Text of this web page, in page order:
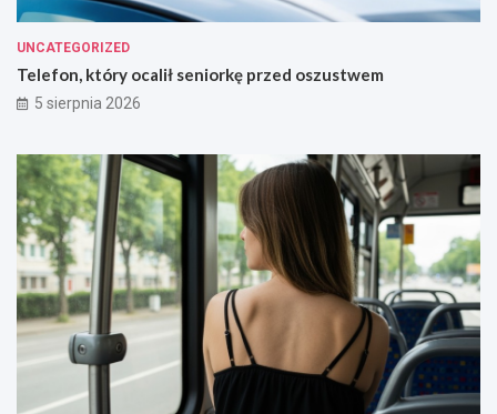
UNCATEGORIZED
Telefon, który ocalił seniorkę przed oszustwem
5 sierpnia 2026